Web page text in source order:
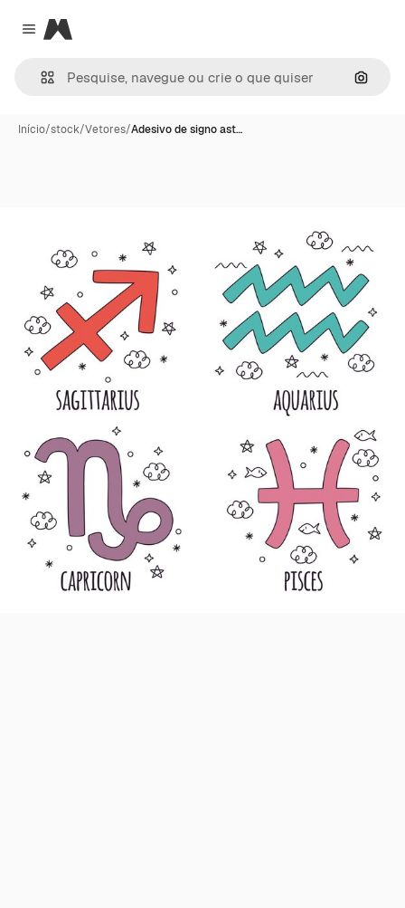
Close menu
Magnific
Início/stock/Vetores/Adesivo de signo ast…